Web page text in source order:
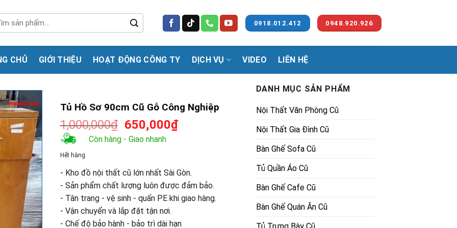
0918.012.412 0948.920.926
CHỦ GIỚI THIỆU HOẠT ĐỘNG CÔNG TY DỊCH VỤ VIDEO LIÊN HỆ
Tủ Hồ Sơ 90cm Cũ Gỗ Công Nghiệp
1,000,000₫ Giá
gốc
650,000₫Giá
650,000₫.
Còn hàng - Giao nhanh
Hết hàng
- Kho đồ nội thất cũ lớn nhất Sài Gòn.
- Sản phẩm chất lượng luôn được đảm bảo.
- Tân trang - vệ sinh - quấn PE khi giao hàng.
- Vận chuyển và lắp đặt tận nơi.
- Chế độ bảo hành - bảo trì dài hạn
DANH MỤC SẢN PHẨM
Nội Thất Văn Phòng Cũ
Nội Thất Gia Đình Cũ
Bàn Ghế Sofa Cũ
Tủ Quần Áo Cũ
Bàn Ghế Cafe Cũ
Bàn Ghế Quán Ăn Cũ
Tủ Trưng Bày Cũ